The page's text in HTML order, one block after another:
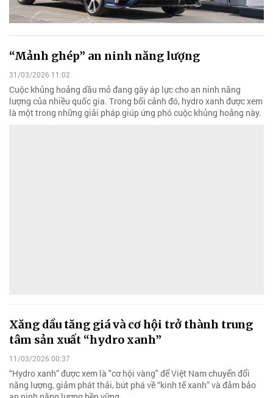
“Mảnh ghép” an ninh năng lượng
31/03/2026 11:02
Cuộc khủng hoảng dầu mỏ đang gây áp lực cho an ninh năng
lượng của nhiều quốc gia. Trong bối cảnh đó, hydro xanh được xem
là một trong những giải pháp giúp ứng phó cuộc khủng hoảng này.
Xăng dầu tăng giá và cơ hội trở thành trung
tâm sản xuất “hydro xanh”
11/03/2026 00:37
“Hydro xanh” được xem là "cơ hội vàng" để Việt Nam chuyển đổi
năng lượng, giảm phát thải, bứt phá về “kinh tế xanh” và đảm bảo